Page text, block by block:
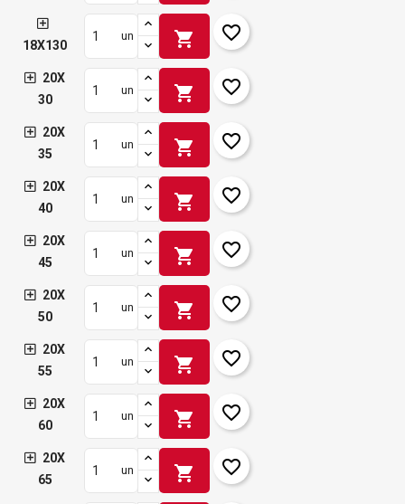
18X130
un shopping_cart favorite_border
20X
30
un shopping_cart favorite_border
20X
35
un shopping_cart favorite_border
20X
40
un shopping_cart favorite_border
20X
45
un shopping_cart favorite_border
20X
50
un shopping_cart favorite_border
20X
55
un shopping_cart favorite_border
20X
60
un shopping_cart favorite_border
20X
65
un shopping_cart favorite_border